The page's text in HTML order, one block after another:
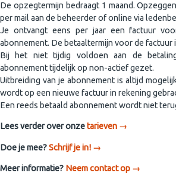
De opzegtermijn bedraagt 1 maand.
per mail aan de beheerder of online via
Je ontvangt eens per jaar een factuur
abonnement. De betaaltermijn voor de factuur
Bij het niet tijdig voldoen aan de
abonnement tijdelijk op non-actief gezet.
Uitbreiding van je abonnement is altijd
wordt op een nieuwe factuur in rekening
Een reeds betaald abonnement wordt niet
Lees verder over onzetarieven →
Doe je mee?Schrijf je in! →
Meer informatie? Neem contact op →